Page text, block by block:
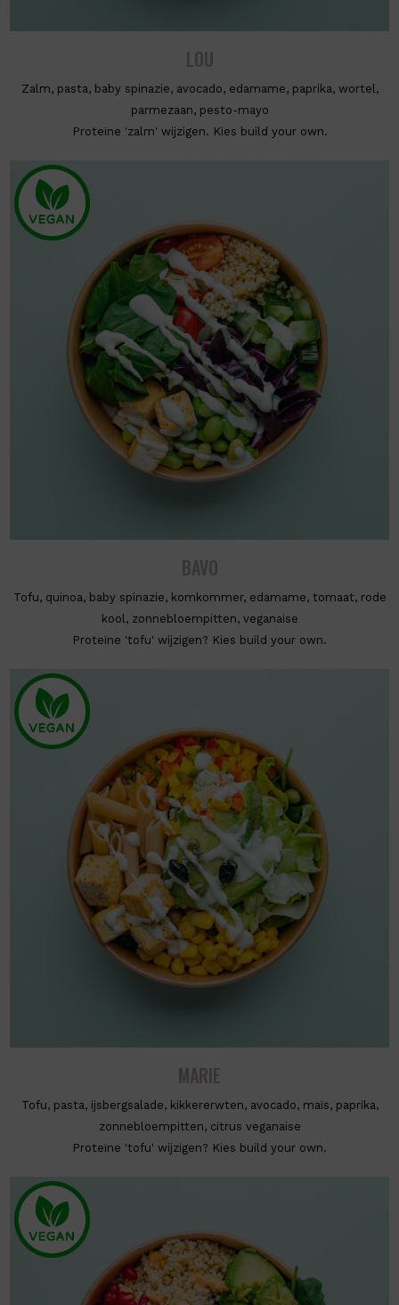
LOU
Zalm, pasta, baby spinazie, avocado, edamame, paprika, wortel,
parmezaan, pesto-mayo
Proteïne 'zalm' wijzigen. Kies build your own.
BAVO
Tofu, quinoa, baby spinazie, komkommer, edamame, tomaat, rode
kool, zonnebloempitten, veganaise
Proteïne 'tofu' wijzigen? Kies build your own.
MARIE
Tofu, pasta, ijsbergsalade, kikkererwten, avocado, maïs, paprika,
zonnebloempitten, citrus veganaise
Proteïne 'tofu' wijzigen? Kies build your own.